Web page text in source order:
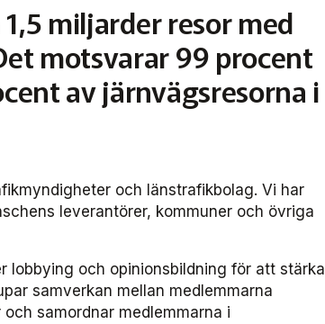
miljarder resor med
motsvarar 99 procent
av järnvägsresorna i
och länstrafikbolag. Vi har
leverantörer, kommuner och övriga
lobbying och opinionsbildning för att stärka
samverkan mellan medlemmarna
samordnar medlemmarna i